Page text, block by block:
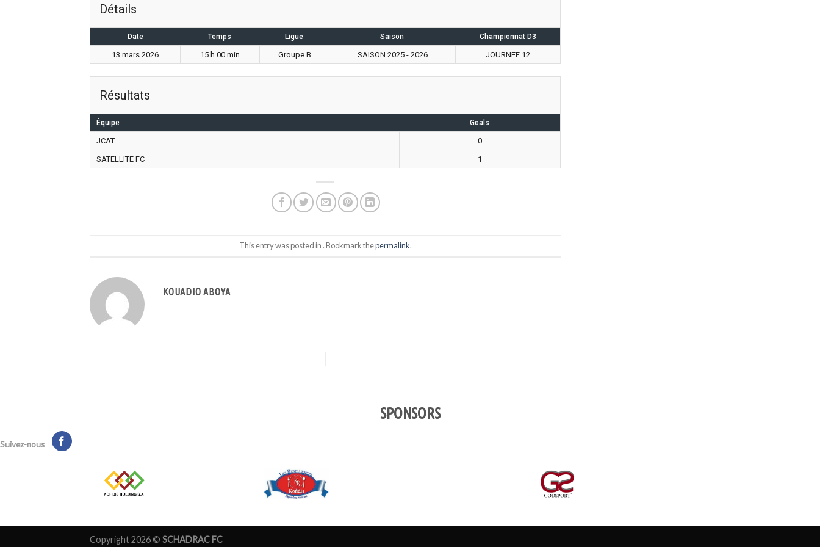
Détails
Date Temps Ligue Saison Championnat D3
13 mars 2026 15 h 00 min Groupe B SAISON 2025 - 2026 JOURNEE 12
Résultats
Équipe Goals
JCAT
0
SATELLITE FC
1
This entry was posted in . Bookmark thepermalink.
KOUADIO ABOYA
SPONSORS
Suivez-nous
Copyright 2026 © SCHADRAC FC